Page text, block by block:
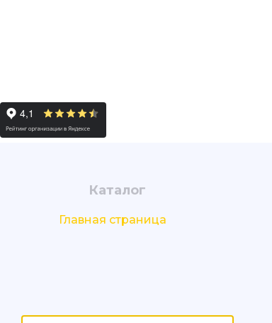
Каталог
Главная страница